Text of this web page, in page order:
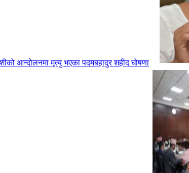
आन्दोलनमा मृत्यु भएका पदमबहादुर शहीद घोषणा